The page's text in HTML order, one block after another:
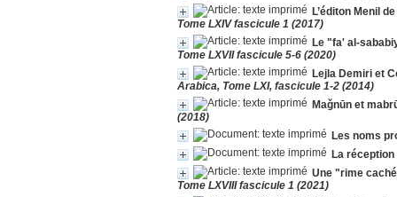
L’éditon Menil
Tome LXIV fascicule 1 (2017)
Le "fa' al-
Tome LXVII fascicule 5-6 (2020)
Lejla Demiri et
Arabica, Tome LXI, fascicule 1-2 (2014)
Maǧnūn et
(2018)
Les noms
La
Une "rime
Tome LXVIII fascicule 1 (2021)